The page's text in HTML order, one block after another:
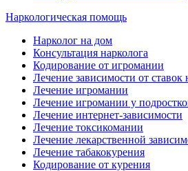
Наркологическая помощь
Нарколог на дом
Консультация нарколога
Кодирование от игромании
Лечение зависимости от ставок
Лечение игромании
Лечение игромании у
Лечение интернет-зависимости
Лечение токсикомании
Лечение лекарственной
Лечение табакокурения
Кодирование от курения